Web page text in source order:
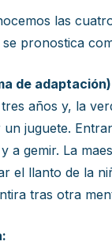
las
pronostica
de adaptación)
años y, la
juguete.
a gemir. La
el llanto de la
tras otra